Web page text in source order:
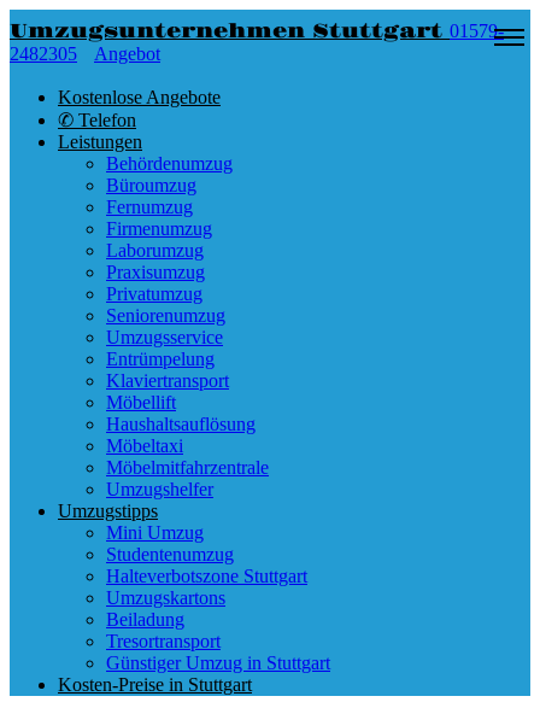
Umzugsunternehmen Stuttgart 01579-
2482305
Angebot
Kostenlose Angebote
✆ Telefon
Leistungen
Behördenumzug
Büroumzug
Fernumzug
Firmenumzug
Laborumzug
Praxisumzug
Privatumzug
Seniorenumzug
Umzugsservice
Entrümpelung
Klaviertransport
Möbellift
Haushaltsauflösung
Möbeltaxi
Möbelmitfahrzentrale
Umzugshelfer
Umzugstipps
Mini Umzug
Studentenumzug
Halteverbotszone Stuttgart
Umzugskartons
Beiladung
Tresortransport
Günstiger Umzug in Stuttgart
Kosten-Preise in Stuttgart